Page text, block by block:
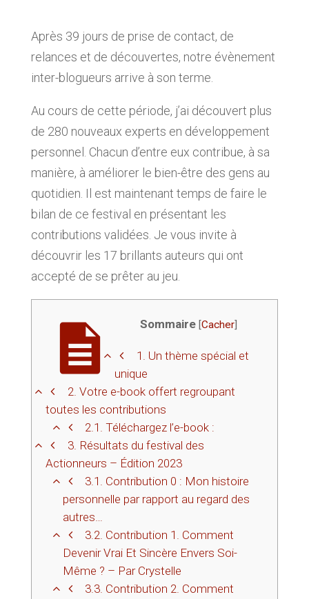
Après 39 jours de prise de contact, de
relances et de découvertes, notre évènement
inter-blogueurs arrive à son terme.
Au cours de cette période, j’ai découvert plus
de 280 nouveaux experts en développement
personnel. Chacun d’entre eux contribue, à sa
manière, à améliorer le bien-être des gens au
quotidien. Il est maintenant temps de faire le
bilan de ce festival en présentant les
contributions validées. Je vous invite à
découvrir les 17 brillants auteurs qui ont
accepté de se prêter au jeu.
Sommaire [Cacher]
1. Un thème spécial et
unique
2. Votre e-book offert regroupant
toutes les contributions
2.1. Téléchargez l’e-book :
3. Résultats du festival des
Actionneurs – Édition 2023
3.1. Contribution 0 : Mon histoire
personnelle par rapport au regard des
autres…
3.2. Contribution 1. Comment
Devenir Vrai Et Sincère Envers Soi-
Même ? – Par Crystelle
3.3. Contribution 2. Comment